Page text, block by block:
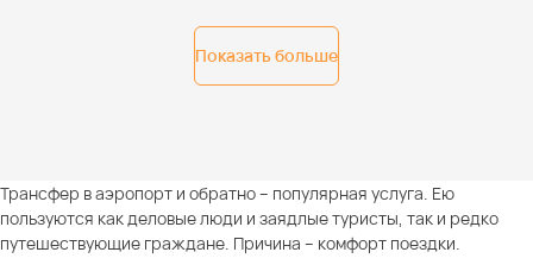
Показать больше
Трансфер в аэропорт и обратно – популярная услуга. Ею
пользуются как деловые люди и заядлые туристы, так и редко
путешествующие граждане. Причина – комфорт поездки.